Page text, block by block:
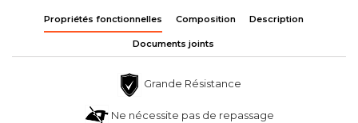
Propriétés fonctionnelles Composition Description
Documents joints
Grande Résistance
Ne nécessite pas de repassage